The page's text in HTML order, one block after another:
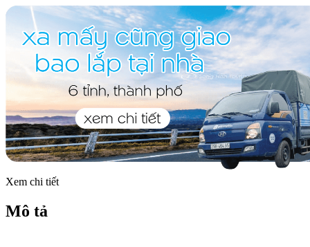
Xem chi tiết
Mô tả